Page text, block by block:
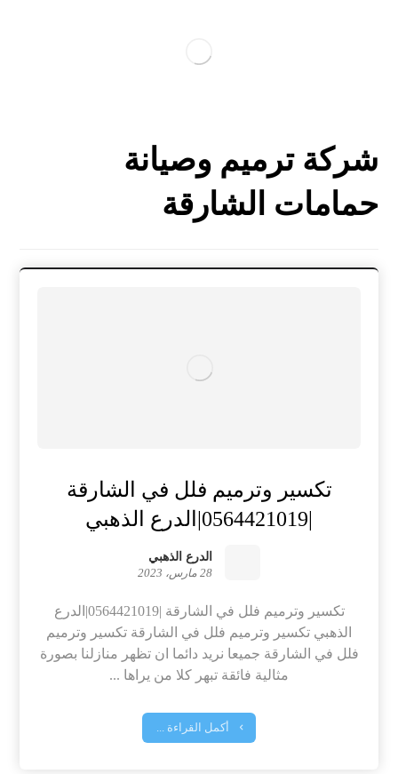
شركة ترميم وصيانة
حمامات الشارقة
تكسير وترميم فلل في الشارقة
|0564421019|الدرع الذهبي
الدرع الذهبي
28 مارس، 2023
تكسير وترميم فلل في الشارقة |0564421019|الدرع
الذهبي تكسير وترميم فلل في الشارقة تكسير وترميم
فلل في الشارقة جميعا نريد دائما ان تظهر منازلنا بصورة
مثالية فائقة تبهر كلا من يراها ...
أكمل القراءة ...